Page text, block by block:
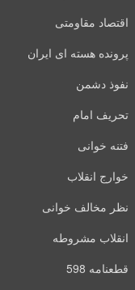
اقتصاد مقاومتی
پرونده هسته ای ایران
نفوذ دشمن
تحریف امام
فتنه خوانی
خوارج انقلاب
نظر مخالف خوانی
انقلاب مشروطه
قطعنامه 598